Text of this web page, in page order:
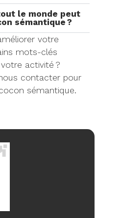
le monde peut
sémantique ?
votre
mots-clés
activité ?
contacter pour
sémantique.